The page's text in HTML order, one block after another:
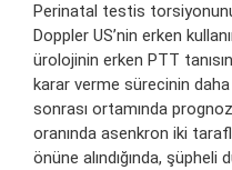
Perinatal testis
Doppler US’nin erken
ürolojinin erken PTT
karar verme sürecinin
sonrası ortamında
oranında asenkron iki
önüne alındığında, şüpheli